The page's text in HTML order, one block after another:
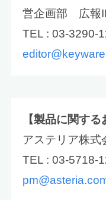
営企画部 広報
TEL : 03-3290-
【製品に関する
アステリア株
TEL : 03-5718-